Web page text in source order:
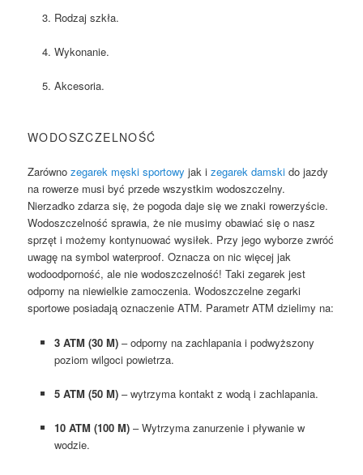
Rodzaj szkła.
Wykonanie.
Akcesoria.
WODOSZCZELNOŚĆ
Zarównozegarek męski sportowy jak izegarek damski do jazdy
na rowerze musi być przede wszystkim wodoszczelny.
Nierzadko zdarza się, że pogoda daje się we znaki rowerzyście.
Wodoszczelność sprawia, że nie musimy obawiać się o nasz
sprzęt i możemy kontynuować wysiłek. Przy jego wyborze zwróć
uwagę na symbol waterproof. Oznacza on nic więcej jak
wodoodporność, ale nie wodoszczelność! Taki zegarek jest
odporny na niewielkie zamoczenia. Wodoszczelne zegarki
sportowe posiadają oznaczenie ATM. Parametr ATM dzielimy na:
3 ATM (30 M)– odporny na zachlapania i podwyższony
poziom wilgoci powietrza.
5 ATM (50 M)– wytrzyma kontakt z wodą i zachlapania.
10 ATM (100 M)– Wytrzyma zanurzenie i pływanie w
wodzie.